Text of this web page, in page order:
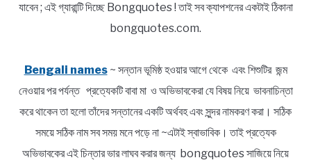
যাবেন ; এই গ্যারান্টি দিচ্ছে Bongquotes ! তাই সব ক্যাপশনের একটাই ঠিকানা
bongquotes.com.
Bengali names~ সন্তান ভূমিষ্ঠ হওয়ার আগে থেকে এবং শিশুটির জন্ম
নেওয়ার পর পর্যন্ত প্রত্যেকটি বাবা মা ও অভিভাবকেরা যে বিষয় নিয়ে ভাবনাচিন্তা
করে থাকেন তা হলো তাঁদের সন্তানের একটি অর্থবহ এবং সুন্দর নামকরণ করা। সঠিক
সময়ে সঠিক নাম সব সময় মনে পড়ে না ~এটাই স্বাভাবিক। তাই প্রত্যেক
অভিভাবকের এই চিন্তার ভার লাঘব করার জন্য bongquotes সাজিয়ে নিয়ে